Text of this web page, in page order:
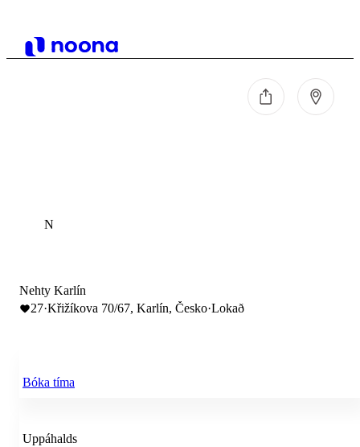
N
Nehty Karlín
27·Křižíkova 70/67, Karlín, Česko·Lokað
Bóka tíma
Uppáhalds